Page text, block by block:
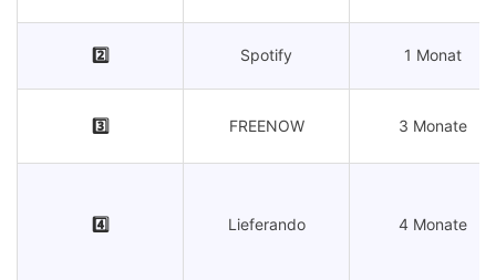
2️⃣ Spotify 1 Monat
3️⃣ FREENOW 3 Monate
4️⃣ Lieferando 4 Monate